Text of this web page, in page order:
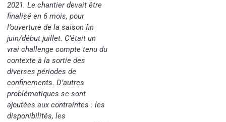
2021. Le chantier devait être
finalisé en 6 mois, pour
l’ouverture de la saison fin
juin/début juillet. C’était un
vrai challenge compte tenu du
contexte à la sortie des
diverses périodes de
confinements. D’autres
problématiques se sont
ajoutées aux contraintes : les
disponibilités, les